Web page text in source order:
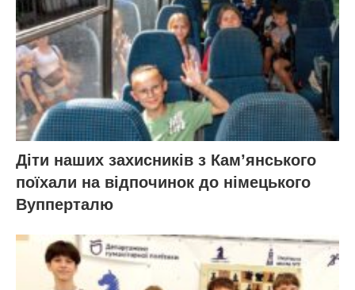
Діти наших захисників з Кам’янського
поїхали на відпочинок до німецького
Вупперталю